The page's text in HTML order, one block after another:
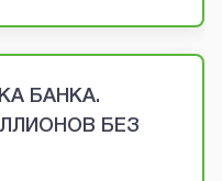
БАНКА.
БЕЗ